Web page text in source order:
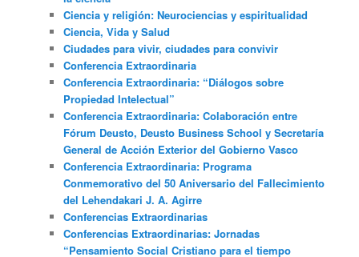
Ciencia y religión: Neurociencias y espiritualidad
Ciencia, Vida y Salud
Ciudades para vivir, ciudades para convivir
Conferencia Extraordinaria
Conferencia Extraordinaria: “Diálogos sobre
Propiedad Intelectual”
Conferencia Extraordinaria: Colaboración entre
Fórum Deusto, Deusto Business School y Secretaría
General de Acción Exterior del Gobierno Vasco
Conferencia Extraordinaria: Programa
Conmemorativo del 50 Aniversario del Fallecimiento
del Lehendakari J. A. Agirre
Conferencias Extraordinarias
Conferencias Extraordinarias: Jornadas
“Pensamiento Social Cristiano para el tiempo